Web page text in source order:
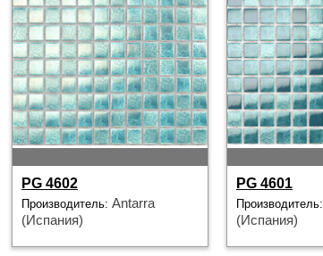
PG 4602
Производитель: Antarra
(Испания)
PG 4601
Производитель:
(Испания)